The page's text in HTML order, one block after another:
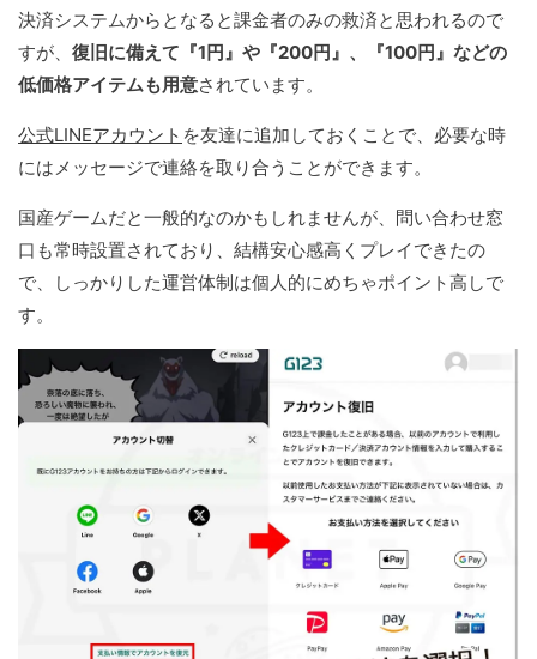
決済システムからとなると課金者のみの救済と思われるので
すが、 復旧に備えて『1円』や『200円』、『100円』などの
低価格アイテムも用意されています。
公式LINEアカウント を友達に追加しておくことで、必要な時
にはメッセージで連絡を取り合うことができます。
国産ゲームだと一般的なのかもしれませんが、問い合わせ窓
口も常時設置されており、結構安心感高くプレイできたの
で、しっかりした運営体制は個人的にめちゃポイント高しで
す。